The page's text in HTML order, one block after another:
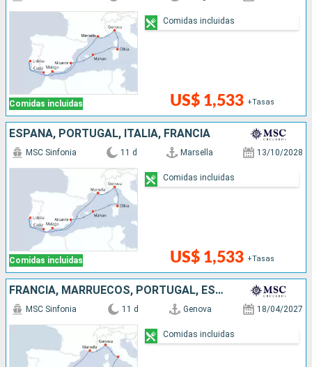
Comidas incluidas US$ 1,533 +Tasas
Comidas incluidas
ESPAÑA, PORTUGAL, ITALIA, FRANCIA
Comidas incluidas
MSC Sinfonia 11 d Marsella 13/10/2028
US$ 1,533 +Tasas
Comidas incluidas
FRANCIA, MARRUECOS, PORTUGAL, ESPAÑA, ITALIA
MSC Sinfonia 11 d Genova 18/04/2027
Comidas incluidas